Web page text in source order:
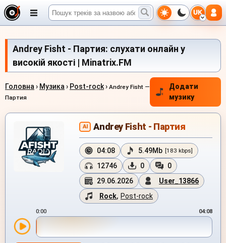
UK
Andrey Fisht - Партия: слухати онлайн у
високій якості | Minatrix.FM
Головна › Музика › Post-rock› Andrey Fisht —
Партия
Додати
музику
AI Andrey Fisht - Партия
04:08 5.49Mb [183 kbps]
12746 0
0
29.06.2026
User_13866
Rock, Post-rock
0:00 04:08